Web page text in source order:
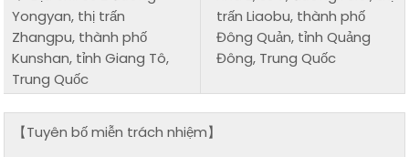
Yongyan, thị trấn
Zhangpu, thành phố
Kunshan, tỉnh Giang Tô,
Trung Quốc
trấn Liaobu, thành phố
Đông Quản, tỉnh Quảng
Đông, Trung Quốc
【Tuyên bố miễn trách nhiệm】